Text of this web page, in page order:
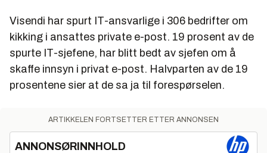
Visendi har spurt IT-ansvarlige i 306 bedrifter om
kikking i ansattes private e-post. 19 prosent av de
spurte IT-sjefene, har blitt bedt av sjefen om å
skaffe innsyn i privat e-post. Halvparten av de 19
prosentene sier at de sa ja til forespørselen.
ARTIKKELEN FORTSETTER ETTER ANNONSEN
ANNONSØRINNHOLD